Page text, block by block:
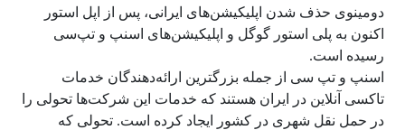
دومینو‌ی حذف شدن اپلیکیشن‌های ایرانی، پس از اپل استور
اکنون به پلی استور گوگل و اپلیکیشن‌های اسنپ و تپ‌سی
رسیده است.
اسنپ و تپ سی از جمله بزرگترین ارائه‌دهندگان خدمات
تاکسی آنلاین در ایران هستند که خدمات این شرکت‌ها تحولی را
در حمل نقل شهری در کشور ایجاد کرده است. تحولی که